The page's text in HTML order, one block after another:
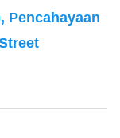
Pencahayaan